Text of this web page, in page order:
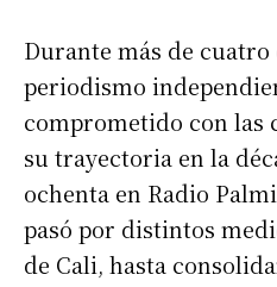
Durante más de
periodismo
comprometido con las
su trayectoria en la
ochenta en Radio
pasó por distintos
de Cali, hasta